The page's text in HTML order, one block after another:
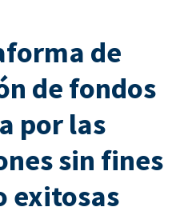
de
de fondos
por las
sin fines
exitosas